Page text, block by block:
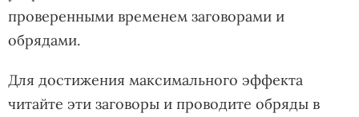
проверенными временем заговорами и
обрядами.
Для достижения максимального эффекта
читайте эти заговоры и проводите обряды в